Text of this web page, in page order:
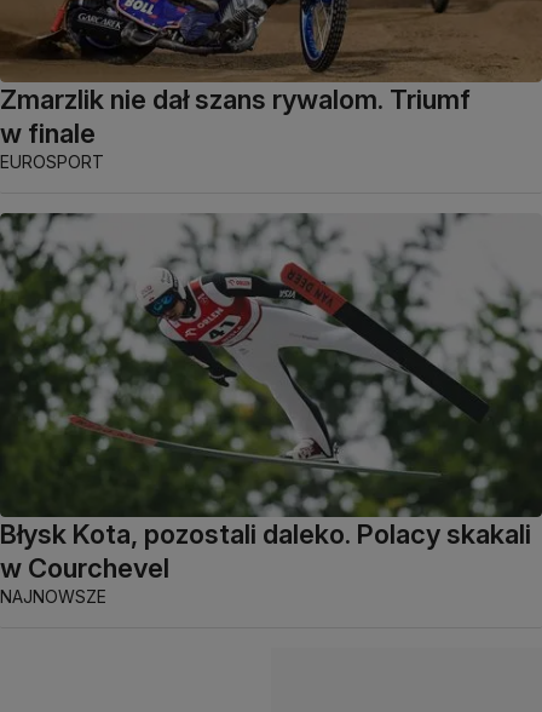
Zmarzlik nie dał szans rywalom. Triumf
w finale
EUROSPORT
Błysk Kota, pozostali daleko. Polacy skakali
w Courchevel
NAJNOWSZE